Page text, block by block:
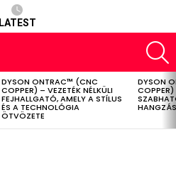
LATEST
DYSON ONTRAC™ (CNC
COPPER) – VEZETÉK NÉLKÜLI
FEJHALLGATÓ, AMELY A STÍLUS
ÉS A TECHNOLÓGIA
ÖTVÖZETE
DYSON
COPPER)